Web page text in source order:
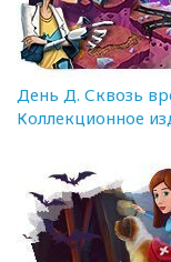
День Д. Сквозь
Коллекционное